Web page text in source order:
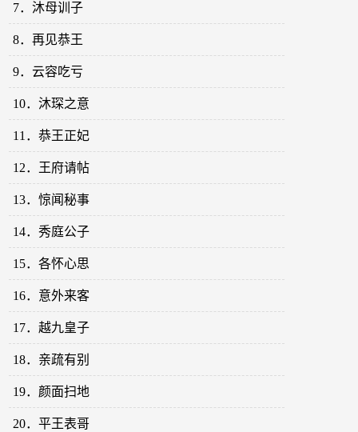
7．沐母训子
8．再见恭王
9．云容吃亏
10．沐琛之意
11．恭王正妃
12．王府请帖
13．惊闻秘事
14．秀庭公子
15．各怀心思
16．意外来客
17．越九皇子
18．亲疏有别
19．颜面扫地
20．平王表哥